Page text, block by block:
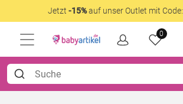
Jetzt -15%auf unser Outlet mit Code:
0